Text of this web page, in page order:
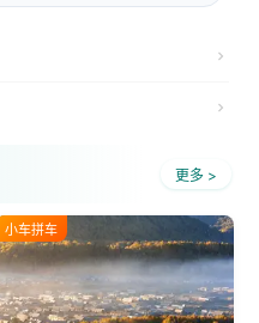
更多 >
小车拼车